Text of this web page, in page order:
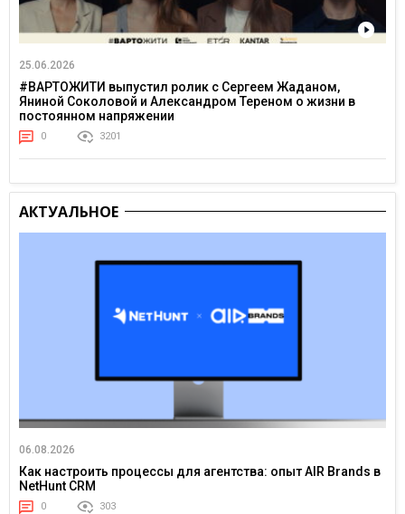
25.06.2026
#ВАРТОЖИТИ выпустил ролик с Сергеем Жаданом,
Яниной Соколовой и Александром Тереном о жизни в
постоянном напряжении
0 3201
АКТУАЛЬНОЕ
06.08.2026
Как настроить процессы для агентства: опыт AIR Brands в
NetHunt CRM
0 303